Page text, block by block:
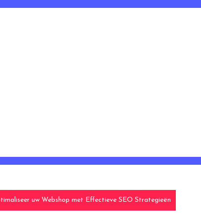
uw Webshop met Effectieve SEO Strategieën